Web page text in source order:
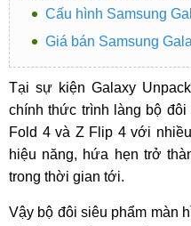
Cấu hình Samsung
Giá bán Samsung
Tại sự kiện Galaxy
chính thức trình làng bộ
Fold 4 và Z Flip 4 với
hiệu năng, hứa hẹn trở
trong thời gian tới.
Vậy bộ đôi siêu phẩm màn